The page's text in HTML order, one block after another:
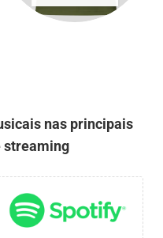
nas principais
streaming